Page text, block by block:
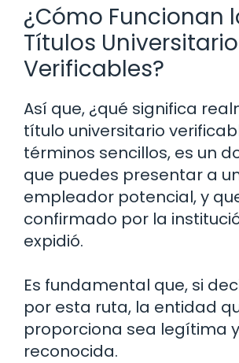
¿Cómo Funcionan
Títulos
Verificables?
Así que, ¿qué significa
título universitario
términos sencillos, es un
que puedes presentar a
empleador potencial, y
confirmado por la
expidió.
Es fundamental que, si
por esta ruta, la entidad
proporciona sea legítima y
reconocida.